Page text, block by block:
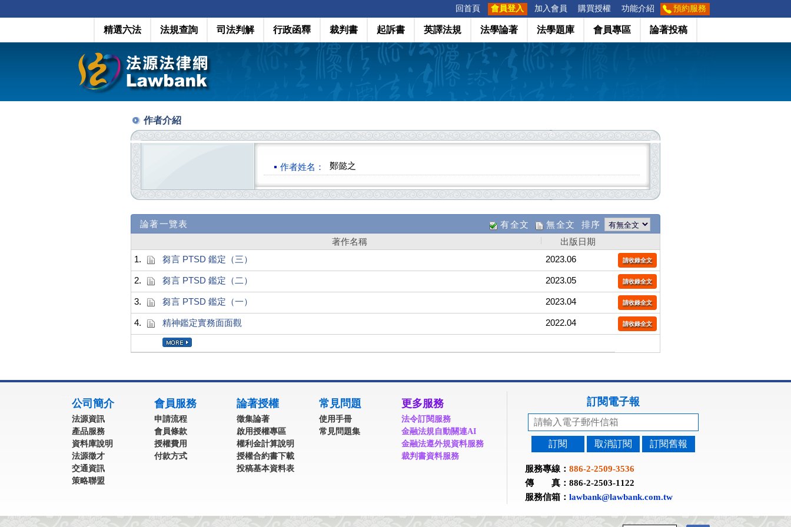
回首頁 會員登入 加入會員 購買授權 功能介紹 預約服務
精選六法 法規查詢 司法判解 行政函釋 裁判書 起訴書 英譯法規 法學論著 法學題庫 會員專區 論著投稿
作者介紹
作者姓名： 鄭懿之
論著一覽表 有全文 無全文 排序
著作名稱
出版日期
1.
芻言 PTSD 鑑定（三） 2023.06 請收錄全文
2. 芻言 PTSD 鑑定（二） 2023.05 請收錄全文
3. 芻言 PTSD 鑑定（一） 2023.04 請收錄全文
4. 精神鑑定實務面面觀 2022.04 請收錄全文
公司簡介
法源資訊
產品服務
資料庫說明
法源徵才
交通資訊
策略聯盟
會員服務
申請流程
會員條款
授權費用
付款方式
論著授權
徵集論著
啟用授權專區
權利金計算說明
授權合約書下載
投稿基本資料表
常見問題
使用手冊
常見問題集
更多服務
法令訂閱服務
金融法規自動關連AI
金融法遵外規資料服務
裁判書資料服務
訂閱電子報
訂閱 取消訂閱 訂閱舊報
服務專線： 886-2-2509-3536
傳 真：886-2-2503-1122
服務信箱： lawbank@lawbank.com.tw